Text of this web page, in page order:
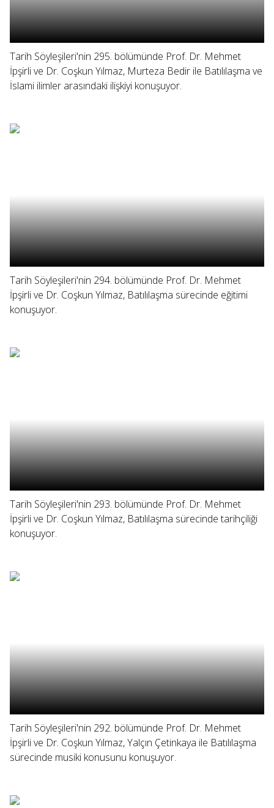
Tarih Söyleşileri'nin 295. bölümünde Prof. Dr. Mehmet
İpşirli ve Dr. Coşkun Yılmaz, Murteza Bedir ile Batılılaşma ve
İslami ilimler arasındaki ilişkiyi konuşuyor.
Tarih Söyleşileri'nin 294. bölümünde Prof. Dr. Mehmet
İpşirli ve Dr. Coşkun Yılmaz, Batılılaşma sürecinde eğitimi
konuşuyor.
Tarih Söyleşileri'nin 293. bölümünde Prof. Dr. Mehmet
İpşirli ve Dr. Coşkun Yılmaz, Batılılaşma sürecinde tarihçiliği
konuşuyor.
Tarih Söyleşileri'nin 292. bölümünde Prof. Dr. Mehmet
İpşirli ve Dr. Coşkun Yılmaz, Yalçın Çetinkaya ile Batılılaşma
sürecinde musiki konusunu konuşuyor.